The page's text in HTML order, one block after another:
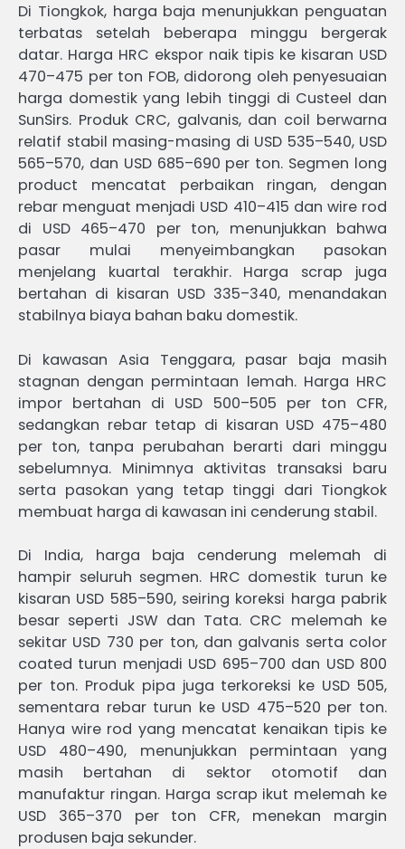
Di Tiongkok, harga baja menunjukkan penguatan
terbatas setelah beberapa minggu bergerak
datar. Harga HRC ekspor naik tipis ke kisaran USD
470–475 per ton FOB, didorong oleh penyesuaian
harga domestik yang lebih tinggi di Custeel dan
SunSirs. Produk CRC, galvanis, dan coil berwarna
relatif stabil masing-masing di USD 535–540, USD
565–570, dan USD 685–690 per ton. Segmen long
product mencatat perbaikan ringan, dengan
rebar menguat menjadi USD 410–415 dan wire rod
di USD 465–470 per ton, menunjukkan bahwa
pasar mulai menyeimbangkan pasokan
menjelang kuartal terakhir. Harga scrap juga
bertahan di kisaran USD 335–340, menandakan
stabilnya biaya bahan baku domestik.
Di kawasan Asia Tenggara, pasar baja masih
stagnan dengan permintaan lemah. Harga HRC
impor bertahan di USD 500–505 per ton CFR,
sedangkan rebar tetap di kisaran USD 475–480
per ton, tanpa perubahan berarti dari minggu
sebelumnya. Minimnya aktivitas transaksi baru
serta pasokan yang tetap tinggi dari Tiongkok
membuat harga di kawasan ini cenderung stabil.
Di India, harga baja cenderung melemah di
hampir seluruh segmen. HRC domestik turun ke
kisaran USD 585–590, seiring koreksi harga pabrik
besar seperti JSW dan Tata. CRC melemah ke
sekitar USD 730 per ton, dan galvanis serta color
coated turun menjadi USD 695–700 dan USD 800
per ton. Produk pipa juga terkoreksi ke USD 505,
sementara rebar turun ke USD 475–520 per ton.
Hanya wire rod yang mencatat kenaikan tipis ke
USD 480–490, menunjukkan permintaan yang
masih bertahan di sektor otomotif dan
manufaktur ringan. Harga scrap ikut melemah ke
USD 365–370 per ton CFR, menekan margin
produsen baja sekunder.